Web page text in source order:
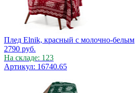
Плед Elnik, красный с молочно-белым
2790 руб.
На складе: 123
Артикул: 16740.65